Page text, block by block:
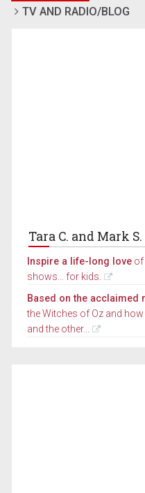
TV AND RADIO/BLOG
Tara C. and Mark S.
Inspire a life-long love of
shows... for kids.
Based on the acclaimed
the Witches of Oz and
and the other...